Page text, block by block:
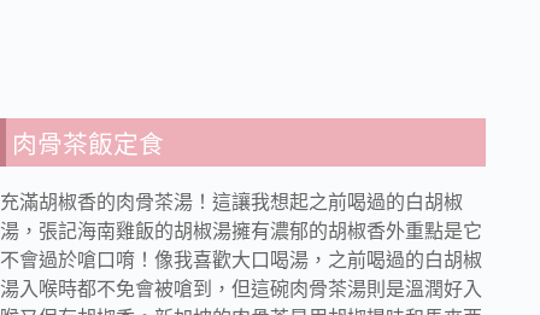
肉骨茶飯定食
充滿胡椒香的肉骨茶湯！這讓我想起之前喝過的白胡椒
湯，張記海南雞飯的胡椒湯擁有濃郁的胡椒香外重點是它
不會過於嗆口唷！像我喜歡大口喝湯，之前喝過的白胡椒
湯入喉時都不免會被嗆到，但這碗肉骨茶湯則是溫潤好入